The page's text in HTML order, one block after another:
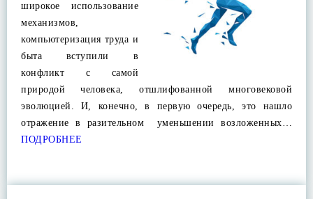
широкое использование
механизмов,
компьютеризация труда и
быта вступили в
конфликт с самой
природой человека, отшлифованной многовековой
эволюцией. И, конечно, в первую очередь, это нашло
отражение в разительном уменьшении возложенных…
ПОДРОБНЕЕ